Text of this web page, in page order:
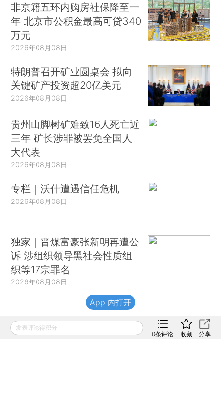
非京籍五环内购房社保降至一
年 北京市公积金最高可贷340
万元
2026年08月08日
特朗普召开矿业圆桌会 拟向
关键矿产投资超20亿美元
2026年08月08日
贵州山脚树矿难致16人死亡近
三年 矿长涉罪被罢免全国人
大代表
2026年08月08日
专栏｜沃什遭遇信任危机
2026年08月08日
独家｜晋煤富豪张新明再遭公
诉 涉组织领导黑社会性质组
织等17宗罪名
2026年08月08日
财新移动
发表评论得积分
0条评论 收藏 分享
App 内打开